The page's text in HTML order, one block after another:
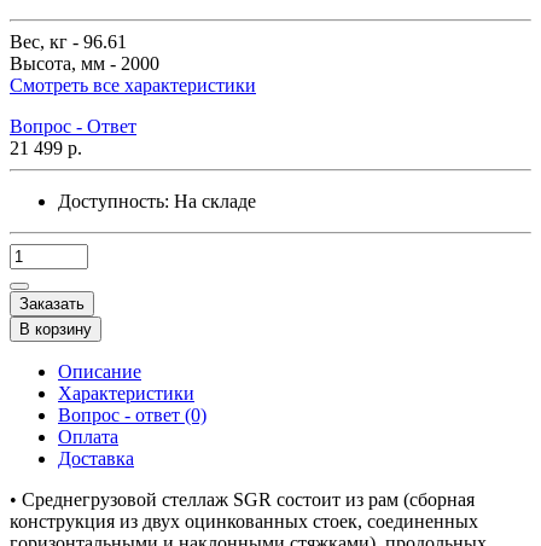
Вес, кг - 96.61
Высота, мм - 2000
Смотреть все характеристики
Вопрос - Ответ
21 499 р.
Доступность: На складе
Заказать
В корзину
Описание
Характеристики
Вопрос - ответ (0)
Оплата
Доставка
• Среднегрузовой стеллаж SGR состоит из рам (сборная
конструкция из двух оцинкованных стоек, соединенных